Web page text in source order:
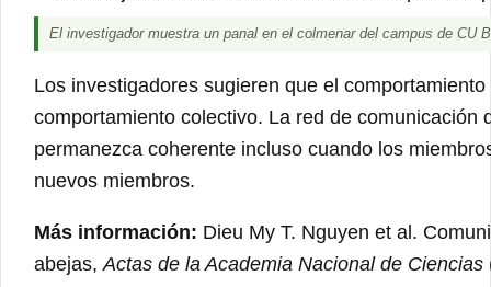
El investigador muestra un panal en el colmenar del campus de CU
Los investigadores sugieren que el
comportamiento colectivo. La red de comunicación
permanezca coherente incluso cuando los
nuevos miembros.
Más información: Dieu My T. Nguyen et al.
abejas, Actas de la Academia Nacional de Ciencias